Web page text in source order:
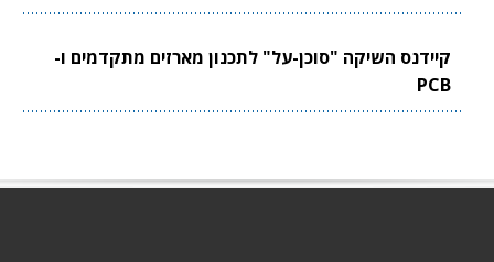
קיידנס השיקה "סוכן-על" לתכנון מארזים מתקדמים ו-
PCB